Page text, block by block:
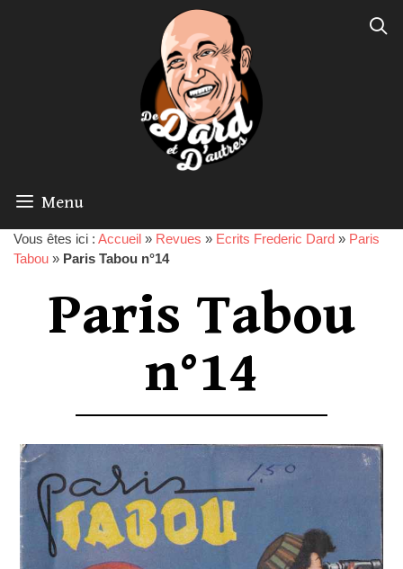
Menu
Vous êtes ici : Accueil » Revues » Ecrits Frederic Dard » Paris
Tabou » Paris Tabou n°14
Paris Tabou
n°14